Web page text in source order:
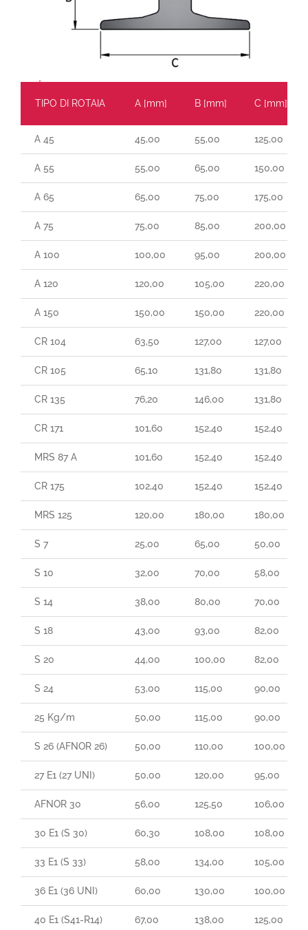
TIPO DI ROTAIA A [mm] B [mm] C [mm]
A 45 45,00 55,00 125,00
A 55 55,00 65,00 150,00
A 65 65,00 75,00 175,00
A 75 75,00 85,00 200,00
A 100 100,00 95,00 200,00
A 120 120,00 105,00 220,00
A 150 150,00 150,00 220,00
CR 104 63,50 127,00 127,00
CR 105 65,10 131,80 131,80
CR 135 76,20 146,00 131,80
CR 171 101,60 152,40 152,40
MRS 87 A 101,60 152,40 152,40
CR 175 102,40 152,40 152,40
MRS 125 120,00 180,00 180,00
S 7 25,00 65,00 50,00
S 10 32,00 70,00 58,00
S 14 38,00 80,00 70,00
S 18 43,00 93,00 82,00
S 20 44,00 100,00 82,00
S 24 53,00 115,00 90,00
25 Kg/m 50,00 115,00 90,00
S 26 (AFNOR 26) 50,00 110,00 100,00
27 E1 (27 UNI) 50,00 120,00 95,00
AFNOR 30 56,00 125,50 106,00
30 E1 (S 30) 60,30 108,00 108,00
33 E1 (S 33) 58,00 134,00 105,00
36 E1 (36 UNI) 60,00 130,00 100,00
40 E1 (S41-R14) 67,00 138,00 125,00